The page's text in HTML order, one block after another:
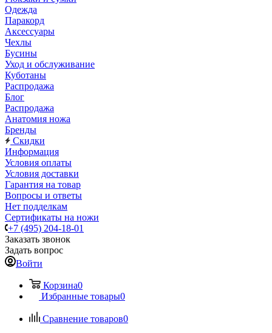
Одежда
Паракорд
Аксессуары
Чехлы
Бусины
Уход и обслуживание
Куботаны
Распродажа
Блог
Распродажа
Анатомия ножа
Бренды
Скидки
Информация
Условия оплаты
Условия доставки
Гарантия на товар
Вопросы и ответы
Нет подделкам
Сертификаты на ножи
+7 (495) 204-18-01
Заказать звонок
Задать вопрос
Войти
Корзина0
Избранные товары0
Сравнение товаров0